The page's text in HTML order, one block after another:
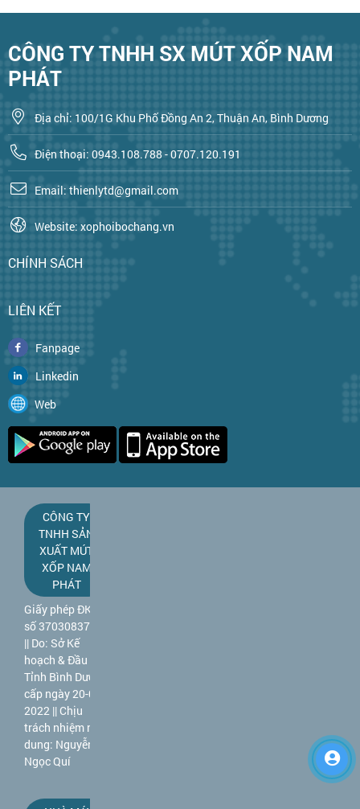
CÔNG TY TNHH SX MÚT XỐP NAM
PHÁT
Địa chỉ: 100/1G Khu Phố Đồng An 2, Thuận An, Bình Dương
Điện thoại: 0943.108.788 - 0707.120.191
Email: thienlytd@gmail.com
Website: xophoibochang.vn
CHÍNH SÁCH
LIÊN KẾT
Fanpage
Linkedin
Web
CÔNG TY
TNHH SẢN
XUẤT MÚT
XỐP NAM
PHÁT
Giấy phép ĐKKD
số 3703083781
|| Do: Sở Kế
hoạch & Đầu tư
Tỉnh Bình Dương
cấp ngày 20-09-
2022 || Chịu
trách nhiệm nội
dung: Nguyễn
Ngọc Quí